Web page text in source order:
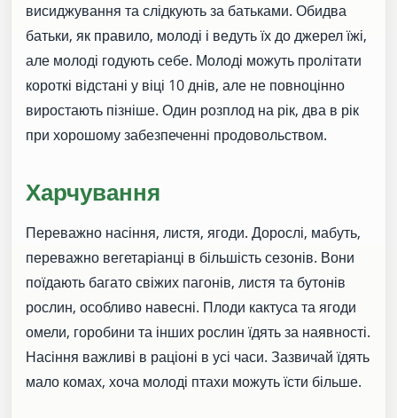
висиджування та слідкують за батьками. Обидва
батьки, як правило, молоді і ведуть їх до джерел їжі,
але молоді годують себе. Молоді можуть пролітати
короткі відстані у віці 10 днів, але не повноцінно
виростають пізніше. Один розплод на рік, два в рік
при хорошому забезпеченні продовольством.
Харчування
Переважно насіння, листя, ягоди. Дорослі, мабуть,
переважно вегетаріанці в більшість сезонів. Вони
поїдають багато свіжих пагонів, листя та бутонів
рослин, особливо навесні. Плоди кактуса та ягоди
омели, горобини та інших рослин їдять за наявності.
Насіння важливі в раціоні в усі часи. Зазвичай їдять
мало комах, хоча молоді птахи можуть їсти більше.